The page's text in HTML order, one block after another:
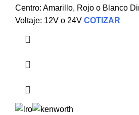
Centro: Amarillo, Rojo o Blanco
Voltaje: 12V o 24V COTIZAR